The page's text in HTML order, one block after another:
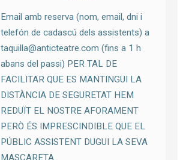
Email amb reserva (nom, email, dni i
telefón de cadascú dels assistents) a
taquilla@anticteatre.com (fins a 1 h
abans del passi) PER TAL DE
FACILITAR QUE ES MANTINGUI LA
DISTÀNCIA DE SEGURETAT HEM
REDUÏT EL NOSTRE AFORAMENT
PERÒ ÉS IMPRESCINDIBLE QUE EL
PÚBLIC ASSISTENT DUGUI LA SEVA
MASCARETA.